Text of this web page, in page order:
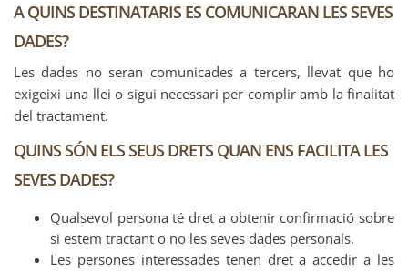
A QUINS DESTINATARIS ES COMUNICARAN LES SEVES
DADES?
Les dades no seran comunicades a tercers, llevat que ho
exigeixi una llei o sigui necessari per complir amb la finalitat
del tractament.
QUINS SÓN ELS SEUS DRETS QUAN ENS FACILITA LES
SEVES DADES?
Qualsevol persona té dret a obtenir confirmació sobre
si estem tractant o no les seves dades personals.
Les persones interessades tenen dret a accedir a les